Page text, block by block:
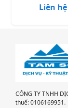
Liên hệ
CÔNG TY TNHH
thuế: 0106169951.